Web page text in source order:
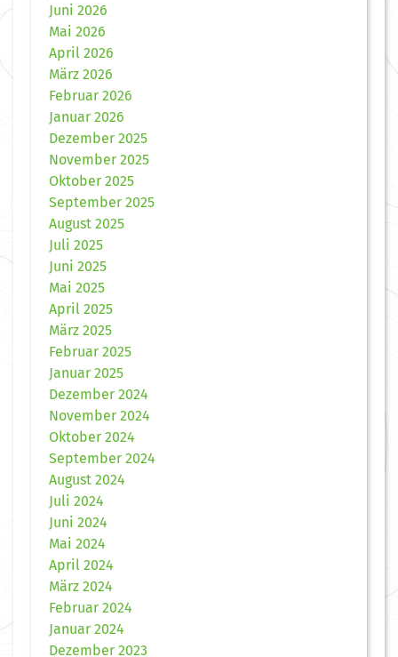
Juni 2026
Mai 2026
April 2026
März 2026
Februar 2026
Januar 2026
Dezember 2025
November 2025
Oktober 2025
September 2025
August 2025
Juli 2025
Juni 2025
Mai 2025
April 2025
März 2025
Februar 2025
Januar 2025
Dezember 2024
November 2024
Oktober 2024
September 2024
August 2024
Juli 2024
Juni 2024
Mai 2024
April 2024
März 2024
Februar 2024
Januar 2024
Dezember 2023